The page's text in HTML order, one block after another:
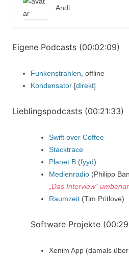
Andi
Eigene Podcasts (00:02:09)
Funkenstrahlen , offline
Kondensator [direkt]
Lieblingspodcasts (00:21:33)
Swift over Coffee
Stacktrace
Planet B (fyyd)
Medienradio (Philipp
„Das Interview“
Raumzeit (Tim Pritlove)
Software Projekte
Xenim App (damals